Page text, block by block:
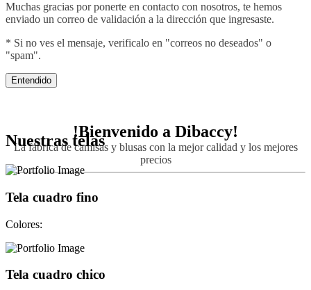
Muchas gracias por ponerte en contacto con nosotros, te hemos
enviado un correo de validación a la dirección que ingresaste.
* Si no ves el mensaje, verificalo en "correos no deseados" o
"spam".
Entendido
!Bienvenido a Dibaccy!
La fábrica de camisas y blusas con la mejor calidad y los mejores
precios
Nuestras telas
Tela cuadro fino
Colores:
Tela cuadro chico